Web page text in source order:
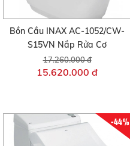
Bồn Cầu INAX AC-1052/CW-
S15VN Nắp Rửa Cơ
17.260.000 đ
15.620.000 đ
-44%